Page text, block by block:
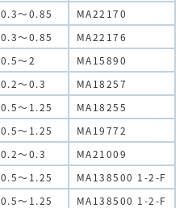
0.3～0.85
MA22170
0.3～0.85
MA22176
0.5～2
MA15890
0.2～0.3
MA18257
0.5～1.25
MA18255
0.5～1.25
MA19772
0.2～0.3
MA21009
0.5～1.25
MA138500 1-2-F
0.5～1.25
MA138500 1-2-F